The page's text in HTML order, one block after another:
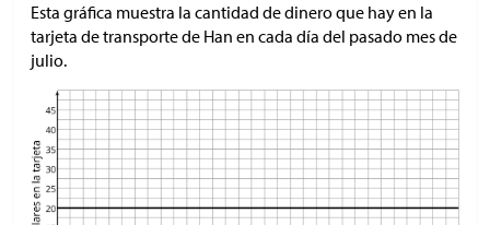
Esta gráfica muestra la cantidad de dinero que hay en la
tarjeta de transporte de Han en cada día del pasado mes de
julio.